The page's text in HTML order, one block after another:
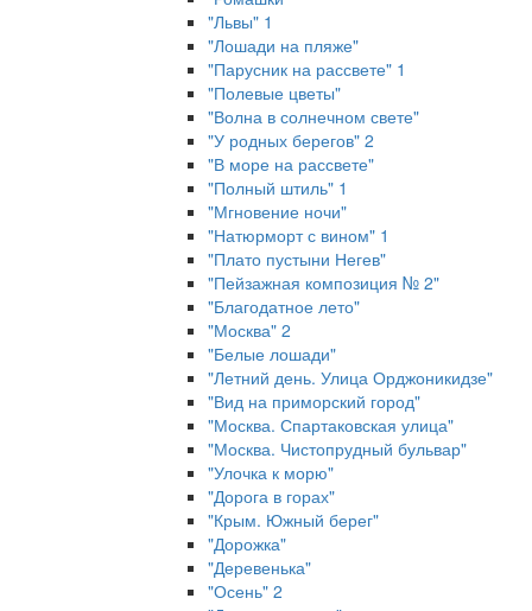
"Львы" 1
"Лошади на пляже"
"Парусник на рассвете" 1
"Полевые цветы"
"Волна в солнечном свете"
"У родных берегов" 2
"В море на рассвете"
"Полный штиль" 1
"Мгновение ночи"
"Натюрморт с вином" 1
"Плато пустыни Негев"
"Пейзажная композиция № 2"
"Благодатное лето"
"Москва" 2
"Белые лошади"
"Летний день. Улица Орджоникидзе"
"Вид на приморский город"
"Москва. Спартаковская улица"
"Москва. Чистопрудный бульвар"
"Улочка к морю"
"Дорога в горах"
"Крым. Южный берег"
"Дорожка"
"Деревенька"
"Осень" 2